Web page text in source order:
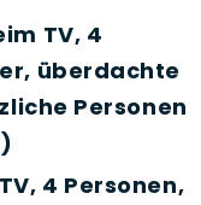
TV, 4
überdachte
Personen
4 Personen,